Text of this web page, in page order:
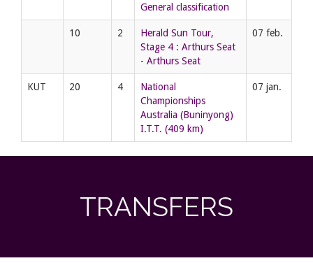
General classification
10 2
Herald Sun Tour,
Stage 4 : Arthurs Seat
- Arthurs Seat
07 feb.
KUT 20 4
National
Championships
Australia (Buninyong)
I.T.T. (409 km)
07 jan.
TRANSFERS